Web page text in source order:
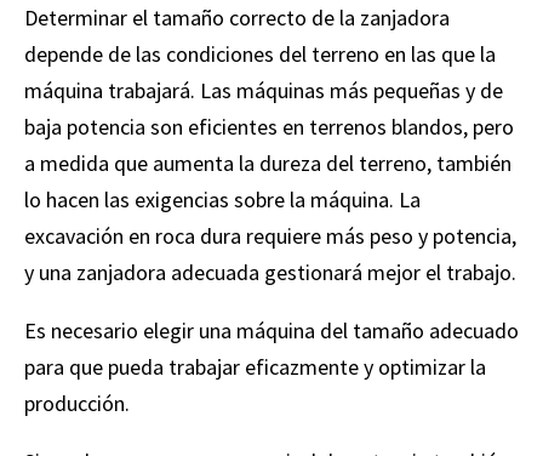
Determinar el tamaño correcto de la zanjadora
depende de las condiciones del terreno en las que la
máquina trabajará. Las máquinas más pequeñas y de
baja potencia son eficientes en terrenos blandos, pero
a medida que aumenta la dureza del terreno, también
lo hacen las exigencias sobre la máquina. La
excavación en roca dura requiere más peso y potencia,
y una zanjadora adecuada gestionará mejor el trabajo.
Es necesario elegir una máquina del tamaño adecuado
para que pueda trabajar eficazmente y optimizar la
producción.